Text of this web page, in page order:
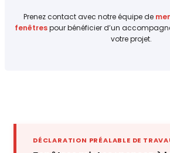
Prenez contact avec notre équipe de
fenêtrespour bénéficier d’un
votre projet.
DÉCLARATION PRÉALABLE DE